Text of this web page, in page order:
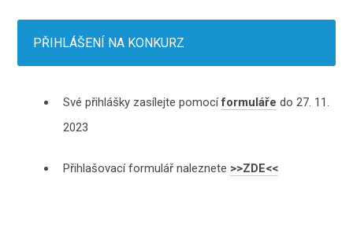
PŘIHLÁŠENÍ NA KONKURZ
Své přihlášky zasílejte pomocíformuláře do 27. 11.
2023
Přihlašovací formulář naleznete >>ZDE<<